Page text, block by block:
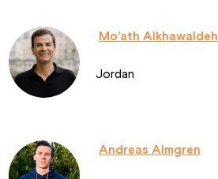
Mo’ath Alkhawaldeh
Jordan
Andreas Almgren